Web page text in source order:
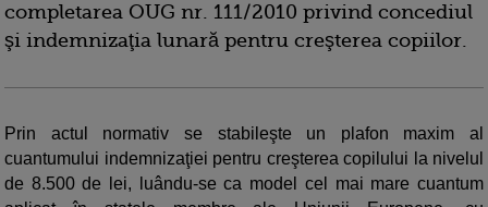
completarea OUG nr. 111/2010 privind concediul
şi indemnizaţia lunară pentru creşterea copiilor.
Prin actul normativ se stabileşte un plafon maxim al
cuantumului indemnizaţiei pentru creşterea copilului la nivelul
de 8.500 de lei, luându-se ca model cel mai mare cuantum